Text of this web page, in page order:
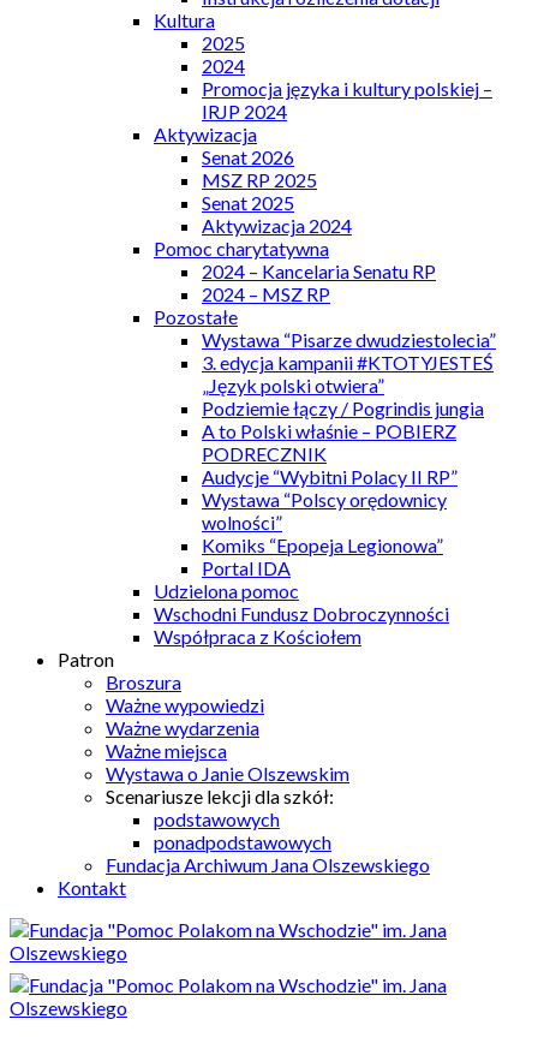
Kultura
2025
2024
Promocja języka i kultury polskiej –
IRJP 2024
Aktywizacja
Senat 2026
MSZ RP 2025
Senat 2025
Aktywizacja 2024
Pomoc charytatywna
2024 – Kancelaria Senatu RP
2024 – MSZ RP
Pozostałe
Wystawa “Pisarze dwudziestolecia”
3. edycja kampanii #KTOTYJESTEŚ
„Język polski otwiera”
Podziemie łączy / Pogrindis jungia
A to Polski właśnie – POBIERZ
PODRECZNIK
Audycje “Wybitni Polacy II RP”
Wystawa “Polscy orędownicy
wolności”
Komiks “Epopeja Legionowa”
Portal IDA
Udzielona pomoc
Wschodni Fundusz Dobroczynności
Współpraca z Kościołem
Patron
Broszura
Ważne wypowiedzi
Ważne wydarzenia
Ważne miejsca
Wystawa o Janie Olszewskim
Scenariusze lekcji dla szkół:
podstawowych
ponadpodstawowych
Fundacja Archiwum Jana Olszewskiego
Kontakt